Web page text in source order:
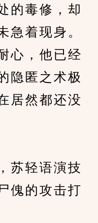
毒修，却
急着现身。
，他已经
隐匿之术极
居然都还没
轻语演技
傀的攻击打